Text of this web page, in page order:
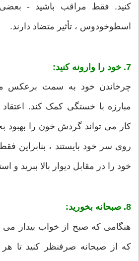
کنید. فقط مراقب باشید -
اسطوخودوس ، تأثیر متضاد دارند.
7. خود را وارونه کنید:
چرخاندن خود به سمت برعکس
مبارزه با خستگی کمک کند.
کار می تواند گردش خون را بهبود
روی سر خود بایستند ، بنابراین
خود را در مقابل دیوار بالا ببرید و
8. صبحانه بخورید:
هنگامی که صبح از خواب بیدار می
که از صبحانه صرفنظر کنید تا